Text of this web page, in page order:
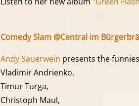
Comedy Slam @Central im
Andy Sauerwein presents the
Vladimir Andrienko,
Timur Turga,
Christoph Maul,